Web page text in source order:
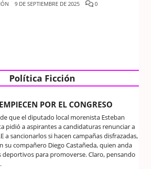
9 DE SEPTIEMBRE DE 2025 0
Política Ficción
POR EL CONGRESO
que el diputado local morenista Esteban
pidió a aspirantes a candidaturas renunciar a
a sancionarlos si hacen campañas disfrazadas,
su compañero Diego Castañeda, quien anda
deportivos para promoverse. Claro, pensando